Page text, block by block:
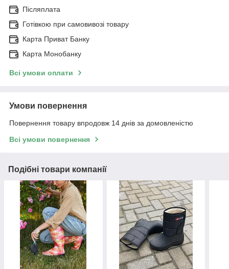
Післяплата
Готівкою при самовивозі товару
Карта Приват Банку
Карта Монобанку
Всі умови оплати
Умови повернення
Повернення товару впродовж 14 днів за домовленістю
Всі умови повернення
Подібні товари компанії